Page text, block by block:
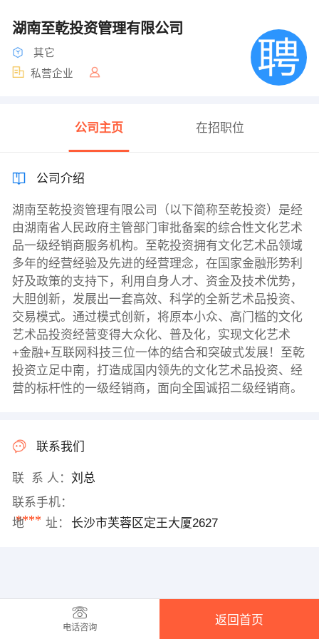
湖南至乾投资管理有限公司
其它
私营企业
公司主页 在招职位
公司介绍
湖南至乾投资管理有限公司（以下简称至乾投资）是经
由湖南省人民政府主管部门审批备案的综合性文化艺术
品一级经销商服务机构。至乾投资拥有文化艺术品领域
多年的经营经验及先进的经营理念，在国家金融形势利
好及政策的支持下，利用自身人才、资金及技术优势，
大胆创新，发展出一套高效、科学的全新艺术品投资、
交易模式。通过模式创新，将原本小众、高门槛的文化
艺术品投资经营变得大众化、普及化，实现文化艺术
+金融+互联网科技三位一体的结合和突破式发展！至乾
投资立足中南，打造成国内领先的文化艺术品投资、经
营的标杆性的一级经销商，面向全国诚招二级经销商。
联系我们
联 系 人： 刘总
联系手机：
****
地 址： 长沙市芙蓉区定王大厦2627
电话咨询
返回首页